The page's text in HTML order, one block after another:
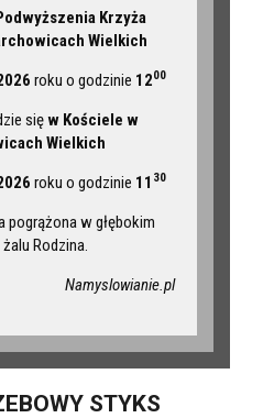
Krzyża
Wielkich
roku o godzinie 1200
sięw Kościele w
Wielkich
roku o godzinie 11 30
pogrążona w głębokim
Rodzina.
Namyslowianie.pl
STYKS